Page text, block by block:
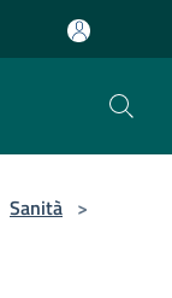
Sanità >